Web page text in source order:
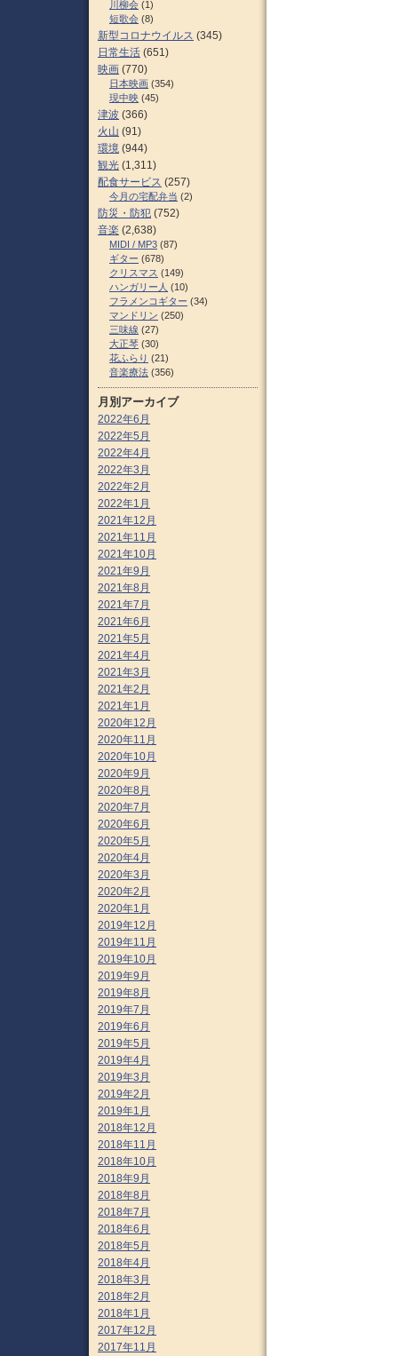
川柳会 (1)
短歌会 (8)
新型コロナウイルス (345)
日常生活 (651)
映画 (770)
日本映画 (354)
現中映 (45)
津波 (366)
火山 (91)
環境 (944)
観光 (1,311)
配食サービス (257)
今月の宅配弁当 (2)
防災・防犯 (752)
音楽 (2,638)
MIDI / MP3 (87)
ギター (678)
クリスマス (149)
ハンガリー人 (10)
フラメンコギター (34)
マンドリン (250)
三味線 (27)
大正琴 (30)
花ふらり (21)
音楽療法 (356)
月別アーカイブ
2022年6月
2022年5月
2022年4月
2022年3月
2022年2月
2022年1月
2021年12月
2021年11月
2021年10月
2021年9月
2021年8月
2021年7月
2021年6月
2021年5月
2021年4月
2021年3月
2021年2月
2021年1月
2020年12月
2020年11月
2020年10月
2020年9月
2020年8月
2020年7月
2020年6月
2020年5月
2020年4月
2020年3月
2020年2月
2020年1月
2019年12月
2019年11月
2019年10月
2019年9月
2019年8月
2019年7月
2019年6月
2019年5月
2019年4月
2019年3月
2019年2月
2019年1月
2018年12月
2018年11月
2018年10月
2018年9月
2018年8月
2018年7月
2018年6月
2018年5月
2018年4月
2018年3月
2018年2月
2018年1月
2017年12月
2017年11月